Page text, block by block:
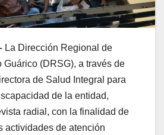
La Dirección Regional de
Guárico (DRSG), a través de
de Salud Integral para
de la entidad,
radial, con la finalidad de
actividades de atención